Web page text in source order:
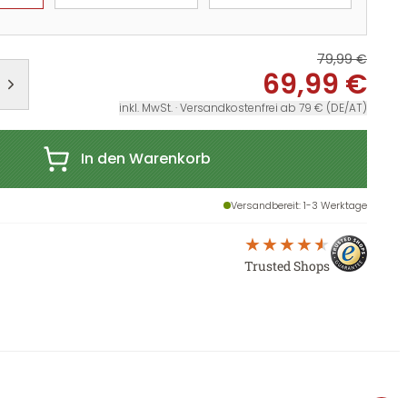
79,99 €
69,99 €
inkl. MwSt. · Versandkostenfrei ab 79 € (DE/AT)
In den Warenkorb
Versandbereit: 1-3 Werktage
Trusted Shops